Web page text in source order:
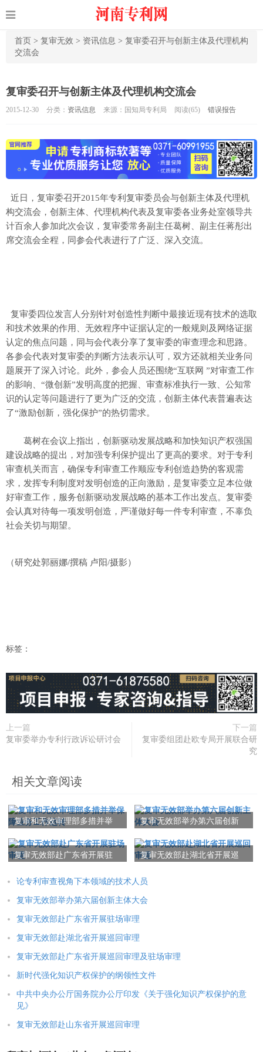
首页 > 复审无效 > 资讯信息 > 复审委召开与创新主体及代理机构
交流会
复审委召开与创新主体及代理机构交流会
2015-12-30 分类： 资讯信息 来源：国知局专利局 阅读(65) 错误报告
近日，复审委召开2015年专利复审委员会与创新主体及代理机
构交流会，创新主体、代理机构代表及复审委各业务处室领导共
计百余人参加此次会议，复审委常务副主任葛树、副主任蒋彤出
席交流会全程，同参会代表进行了广泛、深入交流。
复审委四位发言人分别针对创造性判断中最接近现有技术的选取
和技术效果的作用、无效程序中证据认定的一般规则及网络证据
认定的焦点问题，同与会代表分享了复审委的审查理念和思路。
各参会代表对复审委的判断方法表示认可，双方还就相关业务问
题展开了深入讨论。此外，参会人员还围绕“互联网 ”对审查工作
的影响、“微创新”发明高度的把握、审查标准执行一致、公知常
识的认定等问题进行了更为广泛的交流，创新主体代表普遍表达
了“激励创新，强化保护”的热切需求。
葛树在会议上指出，创新驱动发展战略和加快知识产权强国
建设战略的提出，对加强专利保护提出了更高的要求。对于专利
审查机关而言，确保专利审查工作顺应专利创造趋势的客观需
求，发挥专利制度对发明创造的正向激励，是复审委立足本位做
好审查工作，服务创新驱动发展战略的基本工作出发点。复审委
会认真对待每一项发明创造，严谨做好每一件专利审查，不辜负
社会关切与期望。
（研究处郭丽娜/撰稿 卢阳/摄影）
标签：
上一篇
复审委举办专利行政诉讼研讨会
下一篇
复审委组团赴欧专局开展联合研
究
相关文章阅读
复审和无效审理部多措并举
复审无效部举办第六届创新
复审无效部赴广东省开展驻
复审无效部赴湖北省开展巡
论专利审查视角下本领域的技术人员
复审无效部举办第六届创新主体大会
复审无效部赴广东省开展驻场审理
复审无效部赴湖北省开展巡回审理
复审无效部赴广东省开展巡回审理及驻场审理
新时代强化知识产权保护的纲领性文件
中共中央办公厅国务院办公厅印发《关于强化知识产权保护的意
见》
复审无效部赴山东省开展巡回审理